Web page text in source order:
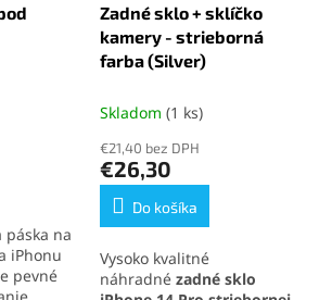
na
iPhonu
pevné
Zadné sklo + sklíčko
kamery - strieborná
farba (Silver)
Skladom (1 ks)
€21,40 bez DPH
€26,30
Do košíka
Vysoko kvalitné
náhradné zadné sklo